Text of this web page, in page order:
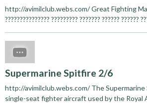
http://avimilclub.webs.com/ Great Fighting
??????????????? ????????? ??????? ?????? ??????
Supermarine Spitfire 2/6
http://avimilclub.webs.com/ The Supermarine
single-seat fighter aircraft used by the Royal